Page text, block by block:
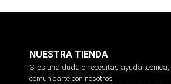
NUESTRA TIENDA
Si es una duda o necesitas ayuda tecnica,
comunicarte con nosotros